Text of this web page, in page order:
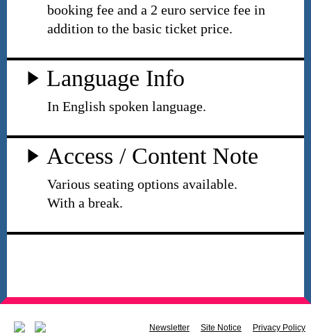
booking fee and a 2 euro service fee in
addition to the basic ticket price.
Language Info
In English spoken language.
Access / Content Note
Various seating options available.
With a break.
Newsletter Site Notice Privacy Policy